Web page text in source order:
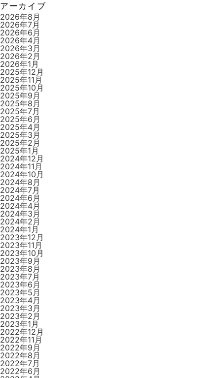
アーカイブ
2026年8月
2026年7月
2026年6月
2026年4月
2026年3月
2026年2月
2026年1月
2025年12月
2025年11月
2025年10月
2025年9月
2025年8月
2025年7月
2025年6月
2025年4月
2025年3月
2025年2月
2025年1月
2024年12月
2024年11月
2024年10月
2024年8月
2024年7月
2024年6月
2024年4月
2024年3月
2024年2月
2024年1月
2023年12月
2023年11月
2023年10月
2023年9月
2023年8月
2023年7月
2023年6月
2023年5月
2023年4月
2023年3月
2023年2月
2023年1月
2022年12月
2022年11月
2022年9月
2022年8月
2022年7月
2022年6月